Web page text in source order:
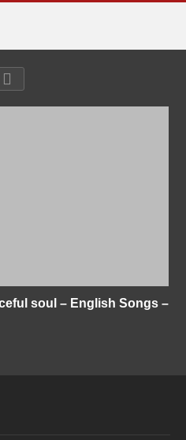
soul – English Songs –